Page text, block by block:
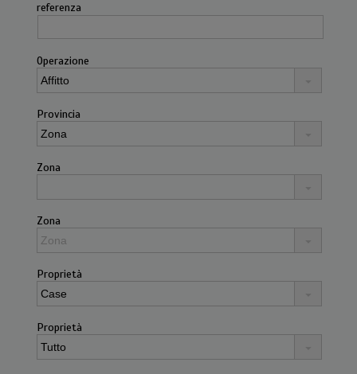
referenza
Operazione
Provincia
Zona
Zona
Proprietà
Proprietà